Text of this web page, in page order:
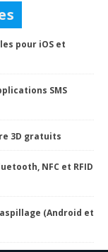
pour iOS et
SMS
3D gratuits
NFC et RFID
(Android et